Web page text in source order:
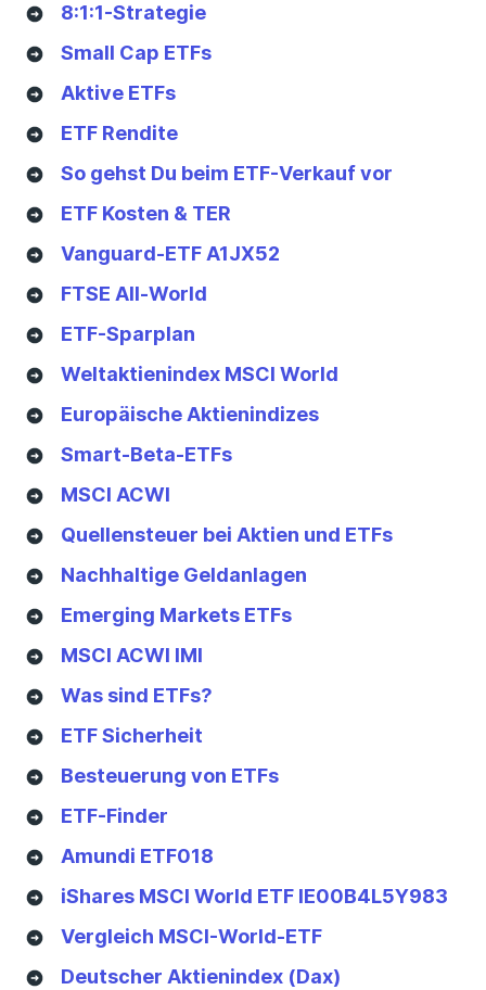
8:1:1-Strategie
Small Cap ETFs
Aktive ETFs
ETF Rendite
So gehst Du beim ETF-Verkauf vor
ETF Kosten & TER
Vanguard-ETF A1JX52
FTSE All-World
ETF-Sparplan
Weltaktienindex MSCI World
Europäische Aktienindizes
Smart-Beta-ETFs
MSCI ACWI
Quellensteuer bei Aktien und ETFs
Nachhaltige Geldanlagen
Emerging Markets ETFs
MSCI ACWI IMI
Was sind ETFs?
ETF Sicherheit
Besteuerung von ETFs
ETF-Finder
Amundi ETF018
iShares MSCI World ETF IE00B4L5Y983
Vergleich MSCI-World-ETF
Deutscher Aktienindex (Dax)